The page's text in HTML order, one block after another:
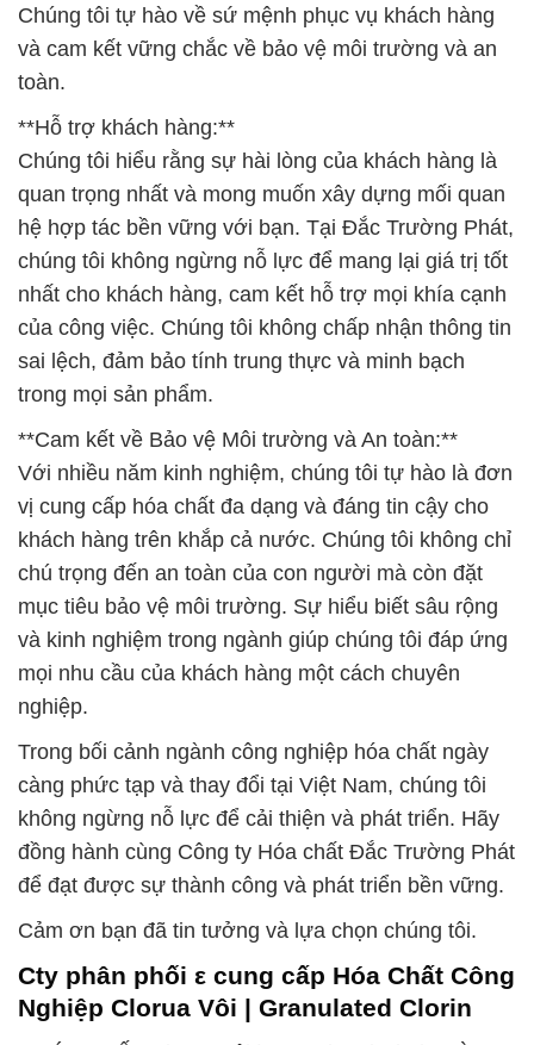
Chúng tôi tự hào về sứ mệnh phục vụ khách hàng
và cam kết vững chắc về bảo vệ môi trường và an
toàn.
**Hỗ trợ khách hàng:**
Chúng tôi hiểu rằng sự hài lòng của khách hàng là
quan trọng nhất và mong muốn xây dựng mối quan
hệ hợp tác bền vững với bạn. Tại Đắc Trường Phát,
chúng tôi không ngừng nỗ lực để mang lại giá trị tốt
nhất cho khách hàng, cam kết hỗ trợ mọi khía cạnh
của công việc. Chúng tôi không chấp nhận thông tin
sai lệch, đảm bảo tính trung thực và minh bạch
trong mọi sản phẩm.
**Cam kết về Bảo vệ Môi trường và An toàn:**
Với nhiều năm kinh nghiệm, chúng tôi tự hào là đơn
vị cung cấp hóa chất đa dạng và đáng tin cậy cho
khách hàng trên khắp cả nước. Chúng tôi không chỉ
chú trọng đến an toàn của con người mà còn đặt
mục tiêu bảo vệ môi trường. Sự hiểu biết sâu rộng
và kinh nghiệm trong ngành giúp chúng tôi đáp ứng
mọi nhu cầu của khách hàng một cách chuyên
nghiệp.
Trong bối cảnh ngành công nghiệp hóa chất ngày
càng phức tạp và thay đổi tại Việt Nam, chúng tôi
không ngừng nỗ lực để cải thiện và phát triển. Hãy
đồng hành cùng Công ty Hóa chất Đắc Trường Phát
để đạt được sự thành công và phát triển bền vững.
Cảm ơn bạn đã tin tưởng và lựa chọn chúng tôi.
Cty phân phối ε cung cấp Hóa Chất Công
Nghiệp Clorua Vôi | Granulated Clorin